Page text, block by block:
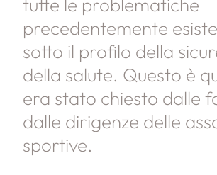
precedentemente
sotto il profilo della
della salute. Questo è
era stato chiesto dalle
dalle dirigenze delle
sportive.